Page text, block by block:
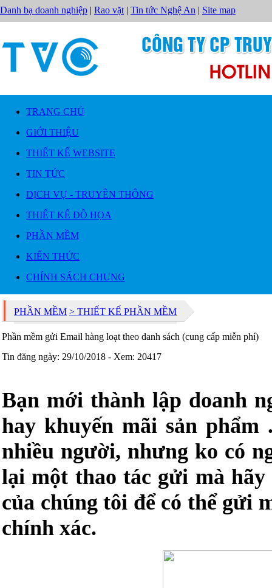
Danh bạ doanh nghiệp | Rao vặt | Tin tức Nghệ An | Site map
TRANG CHỦ
GIỚI THIỆU
THIẾT KẾ WEBSITE
TIN TỨC
DỊCH VỤ - TRUYỀN THÔNG
THIẾT KẾ ĐỒ HỌA
PHẦN MỀM
KIẾN THỨC
CHÍNH SÁCH CHUNG
PHẦN MỀM > THIẾT KẾ PHẦN MỀM
Phần mềm gửi Email hàng loạt theo danh sách (cung cấp miễn phí)
Tin đăng ngày: 29/10/2018 - Xem: 20417
Bạn mới thành lập doanh
hay khuyến mãi sản
nhiều người, nhưng ko có
lại một thao tác gửi mà
của chúng tôi để có thể gửi
chính xác.